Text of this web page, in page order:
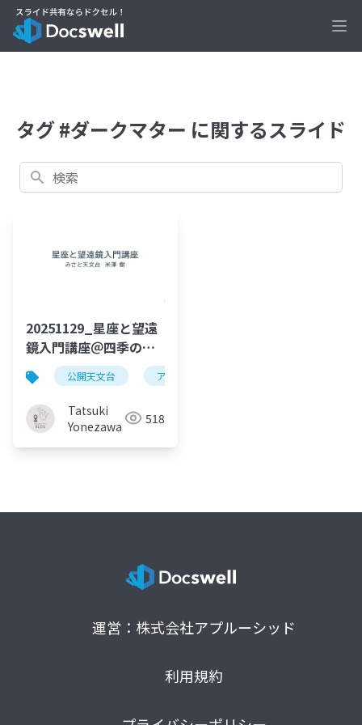
タグ #ダークマター に関するスライド
検索
20251129_星座と望遠
鏡入門講座＠四季の郷
公園
公開天文台 アストロツーリズム
Tatsuki
Yonezawa
518
運営：株式会社アプルーシッド
利用規約